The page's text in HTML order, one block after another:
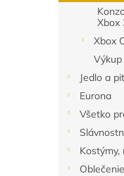
Xbox
Xbox
Jedlo a
Eurona
Všetko
Kostýmy,
Oblečenie